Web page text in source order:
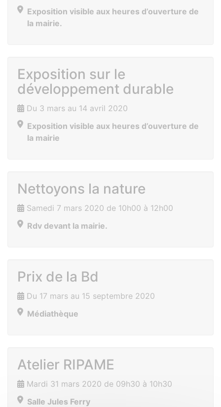
Exposition visible aux heures d’ouverture de
la mairie.
Exposition sur le
développement durable
Du 3 mars au 14 avril 2020
Exposition visible aux heures d’ouverture de
la mairie
Nettoyons la nature
Samedi 7 mars 2020 de 10h00 à 12h00
Rdv devant la mairie.
Prix de la Bd
Du 17 mars au 15 septembre 2020
Médiathèque
Atelier RIPAME
Mardi 31 mars 2020 de 09h30 à 10h30
Salle Jules Ferry